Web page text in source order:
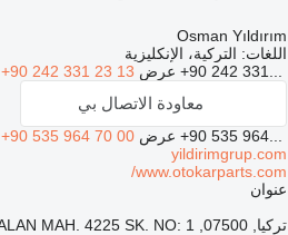
Osman Yıldırım
اللغات: التركية، الإنكليزية
+90 242 331... عرض +90 242 331 23 13
معاودة الاتصال بي
+90 535 964... عرض +90 535 964 70 00
yildirimgrup.com
www.otokarparts.com/
عنوان
تركيا, 07500, Antalya/Serik, AKÇAALAN MAH. 4225 SK. NO: 1